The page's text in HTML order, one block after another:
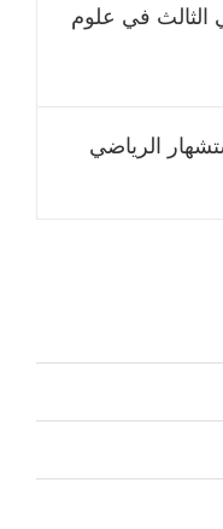
الثالث في علوم
الرياضي